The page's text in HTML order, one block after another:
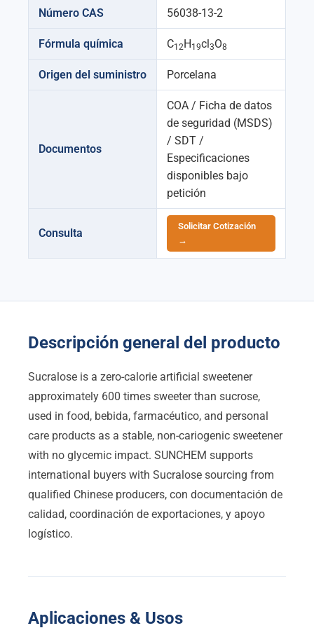
Número CAS 56038-13-2
Fórmula química C12H 19cl 3O8
Origen del suministro Porcelana
Documentos
COA / Ficha de datos
de seguridad (MSDS)
/ SDT /
Especificaciones
disponibles bajo
petición
Consulta
Solicitar Cotización
→
Descripción general del producto
Sucralose is a zero-calorie artificial sweetener
approximately 600 times sweeter than sucrose,
used in food, bebida, farmacéutico, and personal
care products as a stable, non-cariogenic sweetener
with no glycemic impact. SUNCHEM supports
international buyers with Sucralose sourcing from
qualified Chinese producers, con documentación de
calidad, coordinación de exportaciones, y apoyo
logístico.
Aplicaciones & Usos